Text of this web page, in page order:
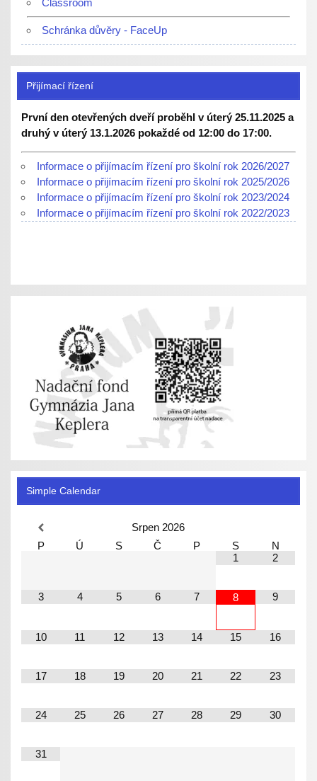
Classroom
Schránka důvěry - FaceUp
Přijímací řízení
První den otevřených dveří proběhl v úterý 25.11.2025 a
druhý v úterý 13.1.2026 pokaždé od 12:00 do 17:00.
Informace o přijímacím řízení pro školní rok 2026/2027
Informace o přijímacím řízení pro školní rok 2025/2026
Informace o přijímacím řízení pro školní rok 2023/2024
Informace o přijímacím řízení pro školní rok 2022/2023
Simple Calendar
Srpen 2026
P
Ú S Č P S
N
1
2
3 4 5 6 7 8 9
10 11 12 13 14 15 16
17 18 19 20 21 22 23
24 25 26 27 28 29 30
31